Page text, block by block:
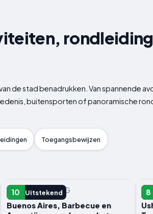
de stad benadrukken. Van spannende
buitensporten of panoramische
Toegangsbewijzen
10 Uitstekend
ANDERE ERVARING
Buenos Aires, Barbecue en
8